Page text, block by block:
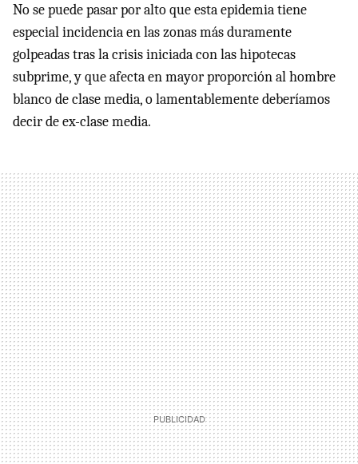
No se puede pasar por alto que esta epidemia tiene
especial incidencia en las zonas más duramente
golpeadas tras la crisis iniciada con las hipotecas
subprime, y que afecta en mayor proporción al hombre
blanco de clase media, o lamentablemente deberíamos
decir de ex-clase media.